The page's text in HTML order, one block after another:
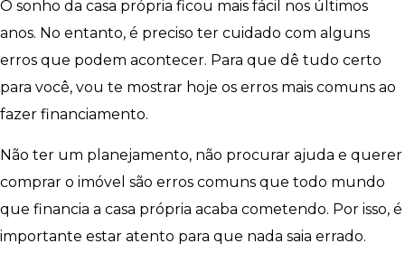
O sonho da casa própria ficou mais fácil nos últimos
anos. No entanto, é preciso ter cuidado com alguns
erros que podem acontecer. Para que dê tudo certo
para você, vou te mostrar hoje os erros mais comuns ao
fazer financiamento.
Não ter um planejamento, não procurar ajuda e querer
comprar o imóvel são erros comuns que todo mundo
que financia a casa própria acaba cometendo. Por isso, é
importante estar atento para que nada saia errado.